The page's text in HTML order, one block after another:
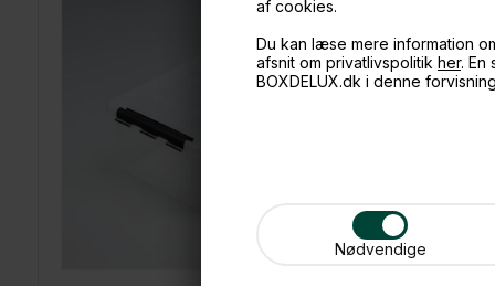
af cookies.
Du kan læse mere information
afsnit om privatlivspolitik her. En
BOXDELUX.dk i denne
Nødvendige